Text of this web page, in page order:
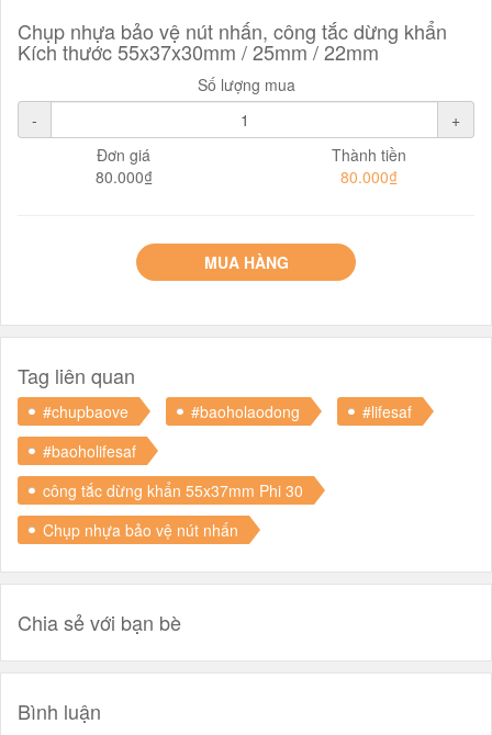
Chụp nhựa bảo vệ nút nhấn, công tắc dừng khẩn
Kích thước 55x37x30mm / 25mm / 22mm
Số lượng mua
-
+
Đơn giá
80.000₫
Thành tiền
80.000₫
MUA HÀNG
Tag liên quan
#chupbaove #baoholaodong
#lifesaf
#baoholifesaf
công tắc dừng khẩn 55x37mm Phi 30
Chụp nhựa bảo vệ nút nhấn
Chia sẻ với bạn bè
Bình luận